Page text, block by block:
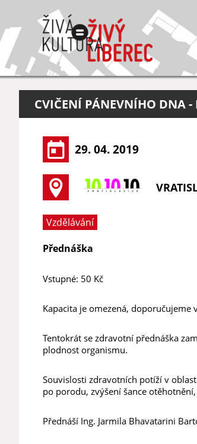
CVIČENÍ PÁNEVNÍHO DNA -
29. 04. 2019
Vzdělávání
Přednáška
Vstupné: 50 Kč
Kapacita je omezená, doporučujeme
Tentokrát se zdravotní přednáška
plodnost organismu.
Souvislosti zdravotních potíží v
po porodu, zvýšení šance
Přednáší Ing. Jarmila Bhavatarini